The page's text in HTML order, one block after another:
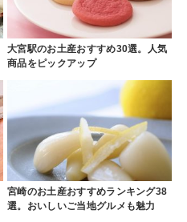
大宮駅のお土産おすすめ30選。人気
商品をピックアップ
宮崎のお土産おすすめランキング38
選。おいしいご当地グルメも魅力